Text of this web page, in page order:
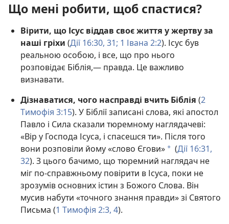
Що мені робити, щоб спастися?
Вірити, що Ісус віддав своє життя у жертву за
наші гріхи (Дії 16:30, 31; 1 Івана 2:2). Ісус був
реальною особою, і все, що про нього
розповідає Біблія,— правда. Це важливо
визнавати.
Дізнаватися, чого насправді вчить Біблія (2
Тимофія 3:15). У Біблії записані слова, які апостол
Павло і Сила сказали тюремному наглядачеві:
«Вір у Господа Ісуса, і спасешся ти». Після того
вони розповіли йому «слово Єгови» a (Дії 16:31,
32). З цього бачимо, що тюремний наглядач не
міг по-справжньому повірити в Ісуса, поки не
зрозумів основних істин з Божого Слова. Він
мусив набути «точного знання правди» зі Святого
Письма (1 Тимофія 2:3, 4).